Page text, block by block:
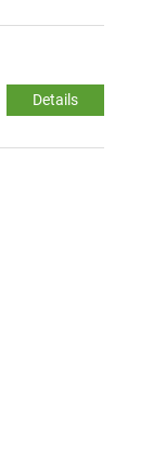
Details